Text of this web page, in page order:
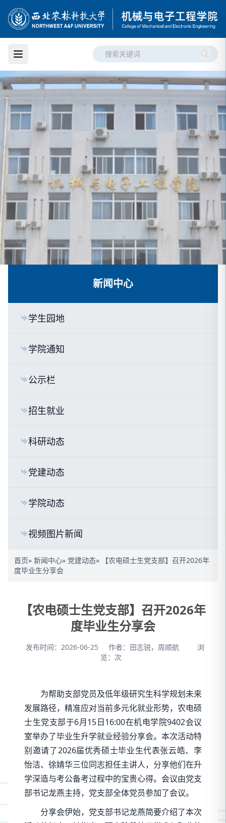
新闻中心
学生园地
学院通知
公示栏
招生就业
科研动态
党建动态
学院动态
视频图片新闻
首页» 新闻中心» 党建动态» 【农电硕士生党支部】召开2026年
度毕业生分享会
【农电硕士生党支部】召开2026年
度毕业生分享会
发布时间：2026-06-25 作者：田志锐，周顺航
浏
览： 次
为帮助支部党员及低年级研究生科学规划未来
发展路径，精准应对当前多元化就业形势，农电硕
士生党支部于6月15日16:00在机电学院9402会议
室举办了毕业生升学就业经验分享会。本次活动特
别邀请了2026届优秀硕士毕业生代表张云皓、李
怡洁、徐婧华三位同志担任主讲人，分享他们在升
学深造与考公备考过程中的宝贵心得。会议由党支
部书记龙燕主持，党支部全体党员参加了会议。
分享会伊始，党支部书记龙燕简要介绍了本次